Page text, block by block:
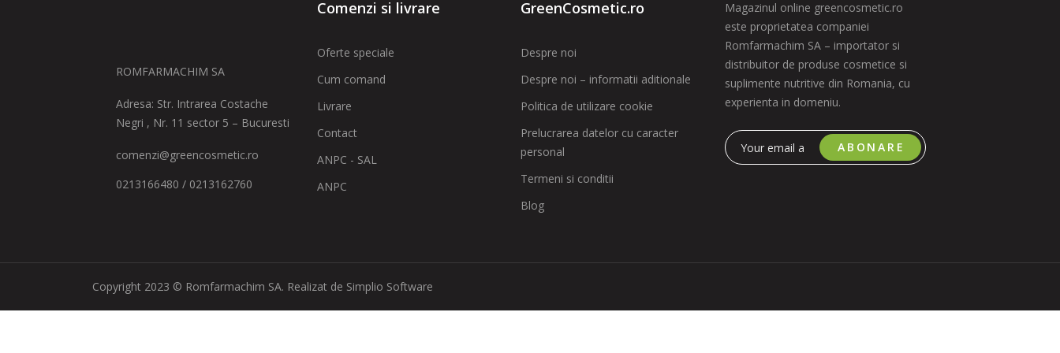
ROMFARMACHIM SA
Adresa: Str. Intrarea Costache
Negri , Nr. 11 sector 5 – Bucuresti
comenzi@greencosmetic.ro
0213166480 / 0213162760
Comenzi si livrare
Oferte speciale
Cum comand
Livrare
Contact
ANPC - SAL
ANPC
GreenCosmetic.ro
Despre noi
Despre noi – informatii aditionale
Politica de utilizare cookie
Prelucrarea datelor cu caracter
personal
Termeni si conditii
Blog
Magazinul online greencosmetic.ro
este proprietatea companiei
Romfarmachim SA – importator si
distribuitor de produse cosmetice si
suplimente nutritive din Romania, cu
experienta in domeniu.
ABONARE
Copyright 2023 © Romfarmachim SA. Realizat de Simplio Software